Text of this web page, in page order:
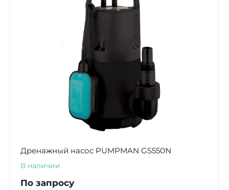
Дренажный насос PUMPMAN GS550N
В наличии
По запросу